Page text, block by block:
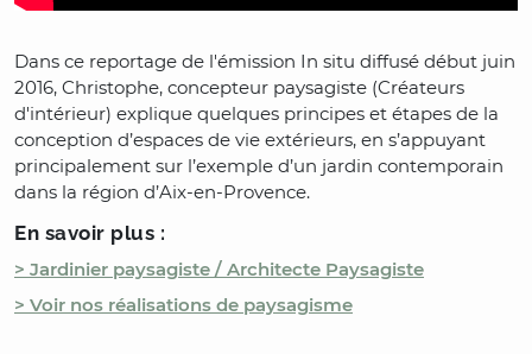
Dans ce reportage de l'émission In situ diffusé début juin
2016, Christophe, concepteur paysagiste (Créateurs
d'intérieur) explique quelques principes et étapes de la
conception d’espaces de vie extérieurs, en s’appuyant
principalement sur l’exemple d’un jardin contemporain
dans la région d’Aix-en-Provence.
En savoir plus :
> Jardinier paysagiste / Architecte Paysagiste
> Voir nos réalisations de paysagisme